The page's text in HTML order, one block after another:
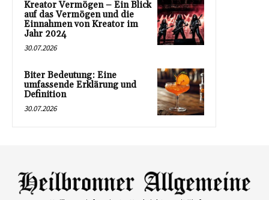
Kreator Vermögen – Ein Blick
auf das Vermögen und die
Einnahmen von Kreator im
Jahr 2024
30.07.2026
Biter Bedeutung: Eine
umfassende Erklärung und
Definition
30.07.2026